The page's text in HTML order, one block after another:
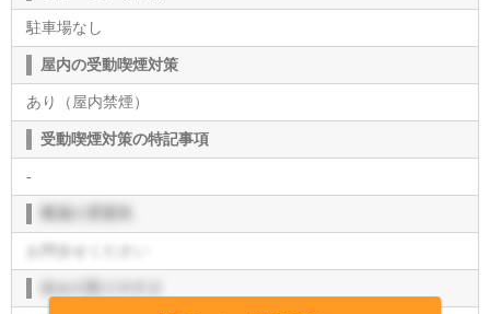
駐車場なし
屋内の受動喫煙対策
あり（屋内禁煙）
受動喫煙対策の特記事項
-
職場の雰囲気
お問合せください